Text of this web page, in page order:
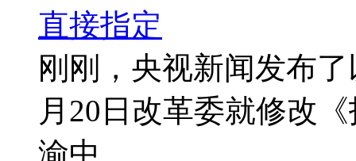
直接指定
刚刚，央视新闻发布
月20日改革委就修改
渝中